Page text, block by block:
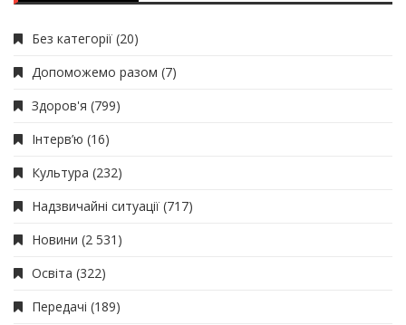
Без категорії (20)
Допоможемо разом (7)
Здоров'я (799)
Інтерв’ю (16)
Культура (232)
Надзвичайні ситуації (717)
Новини (2 531)
Освіта (322)
Передачі (189)